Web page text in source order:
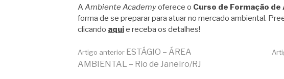
AAmbiente Academyoferece o Curso de Formação
forma de se preparar para atuar no mercado ambiental.
clicando aquie receba os detalhes!
Continue
Artigo anterior ESTÁGIO – ÁREA
AMBIENTAL – Rio de Janeiro/RJ